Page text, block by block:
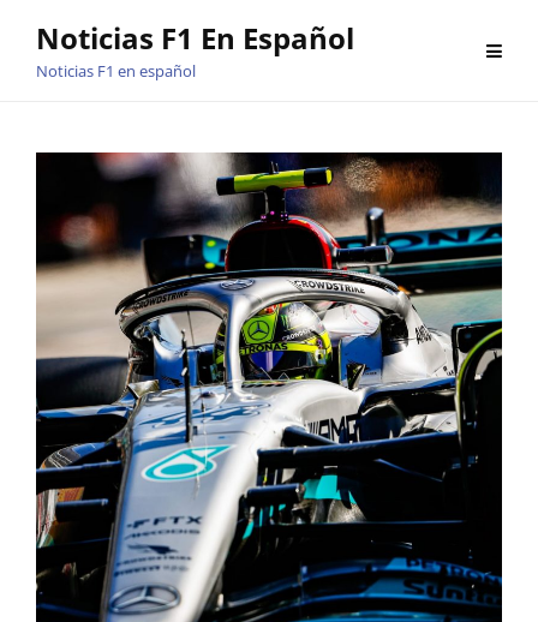
Noticias F1 En Español
Noticias F1 en español